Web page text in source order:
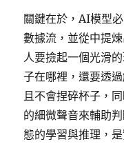
關鍵在於，AI模型
數據流，並從中提
人要撿起一個光滑
子在哪裡，還要透
且不會捏碎杯子，
的細微聲音來輔助
態的學習與推理，